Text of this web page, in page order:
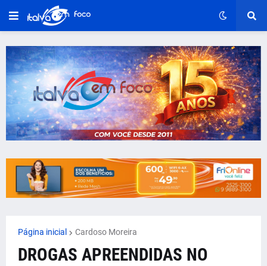
Página inicial Cardoso Moreira
DROGAS APREENDIDAS NO